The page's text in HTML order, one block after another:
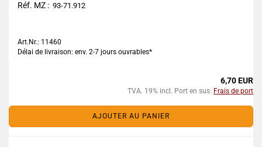
Réf. MZ : 93-71.912
Art.Nr.: 11460
Délai de livraison: env. 2-7 jours ouvrables*
6,70 EUR
TVA. 19% incl. Port en sus. Frais de port
AJOUTER AU PANIER